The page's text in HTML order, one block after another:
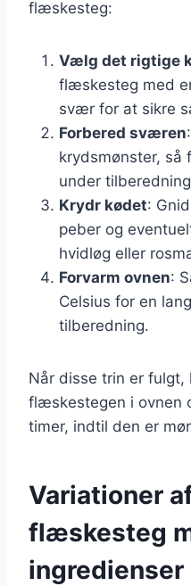
flæskesteg:
Vælg det rigtige
flæskesteg med
svær for at sikre
Forbered sværen
krydsmønster,
under
Krydr kødet:
peber og
hvidløg eller
Forvarm ovnen:
Celsius for en
tilberedning.
Når disse trin er fulgt,
flæskestegen i ovnen
timer, indtil den er
Variationer
flæskesteg
ingredienser